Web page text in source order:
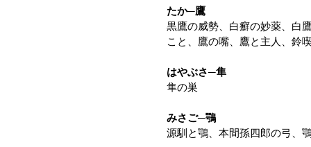
たか─鷹
黒鷹の威勢、白癬の妙薬、白
こと、鷹の嘴、鷹と主人、鈴
はやぶさ─隼
隼の巣
みさご─鶚
源馴と鶚、本間孫四郎の弓、